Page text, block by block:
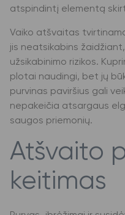
atspindintį elementą
Vaiko atšvaitas
jis neatsikabins
užsikabinimo rizikos.
plotai naudingi, bet jų
purvinas paviršius gali
nepakeičia atsargaus
saugos priemonių.
Atšvaito
keitimas